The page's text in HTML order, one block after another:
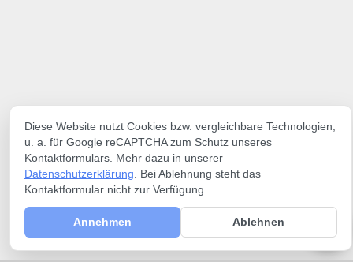
Diese Website nutzt Cookies bzw. vergleichbare Technologien,
u. a. für Google reCAPTCHA zum Schutz unseres
Kontaktformulars. Mehr dazu in unserer
Datenschutzerklärung . Bei Ablehnung steht das
Kontaktformular nicht zur Verfügung.
Annehmen Ablehnen